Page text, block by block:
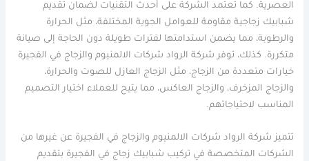
العصرية. كما تعتمد الشركة على أحدث التقنيات لضمان تقديم
شبابيك زجاجية مقاومة للعوامل الجوية المختلفة، مثل الحرارة
والرطوبة، مما يضمن استدامتها لفترات طويلة دون الحاجة إلى صيانة
متكررة. كذلك، توفر شركة الرواد شركات الالمنيوم والزجاج في الفجيرة
خيارات متعددة من الزجاج، مثل الزجاج العازل للصوت والحرارة،
والزجاج المزخرف، والزجاج العاكس، مما يتيح للعملاء اختيار التصميم
المناسب لاحتياجاتهم.
تتميز شركة الرواد شركات الالمنيوم والزجاج في الفجيرة عن غيرها من
الشركات المتخصصة في تركيب شبابيك زجاج في الفجيرة بتقديم